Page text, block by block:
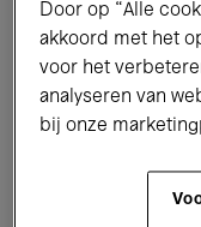
Performances
Jazz
Door op “Alle
akkoord met het
voor het
analyseren van
bij onze